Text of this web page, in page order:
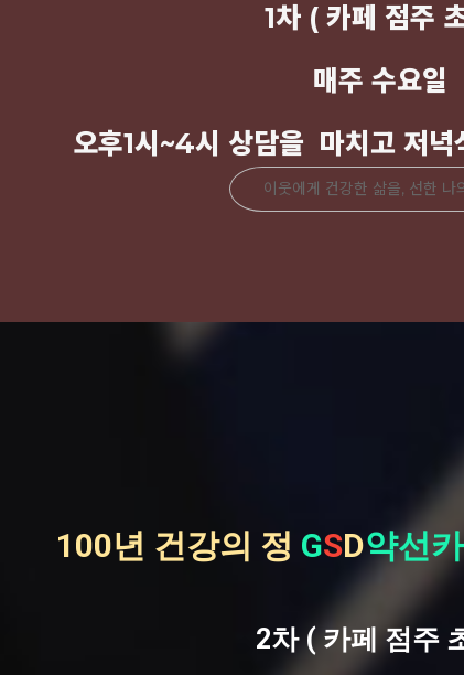
1차 ( 카페 점주
매주 수요일
오후1시~4시 상담을 마치고 저
이웃에게 건강한 삶을, 선한 나
100년 건강의 정 GSD약선
2차 ( 카페 점주